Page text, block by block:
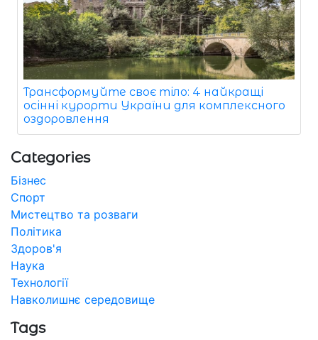
Трансформуйте своє тіло: 4 найкращі
осінні курорти України для комплексного
оздоровлення
Categories
Бізнес
Спорт
Мистецтво та розваги
Політика
Здоров'я
Наука
Технології
Навколишнє середовище
Tags